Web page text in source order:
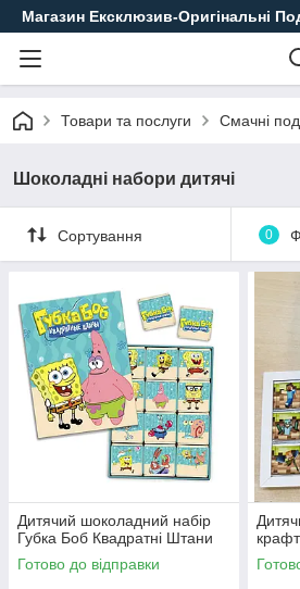
Магазин Ексклюзив-Оригінальні
Товари та послуги Смачні
Шоколадні набори дитячі
Сортування 0
Дитячий шоколадний набір
Губка Боб Квадратні Штани
Готово до відправки
крафт